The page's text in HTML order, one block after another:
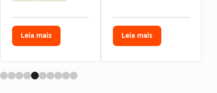
Leia mais Leia mais